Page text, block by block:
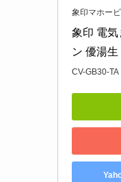
象印マホー
象印 電気
ン 優湯
CV-GB30-TA